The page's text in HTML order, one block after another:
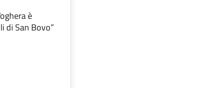
è
di San Bovo”